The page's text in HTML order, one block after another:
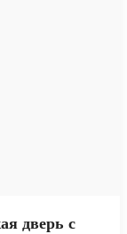
дверь с